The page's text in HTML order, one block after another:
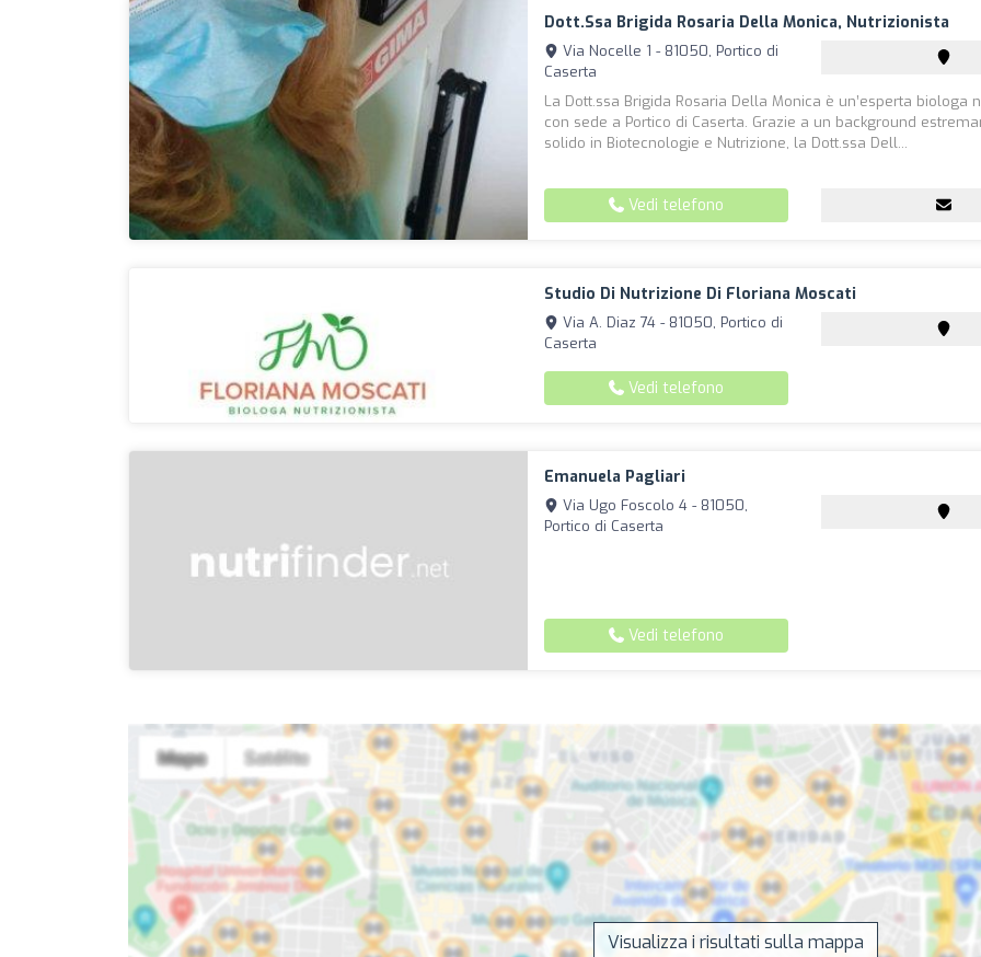
Dott.ssa Brigida Rosaria Della Monica, Nutrizionista
Via Nocelle 1 - 81050, Portico di
Caserta
La Dott.ssa Brigida Rosaria Della Monica è un’esperta biologa
con sede a Portico di Caserta. Grazie a un background
solido in Biotecnologie e Nutrizione, la Dott.ssa Dell...
Vedi telefono
Studio Di Nutrizione Di Floriana Moscati
Via A. Diaz 74 - 81050, Portico di
Caserta
Vedi telefono
Emanuela Pagliari
Via Ugo Foscolo 4 - 81050,
Portico di Caserta
Vedi telefono
Visualizza i risultati sulla mappa